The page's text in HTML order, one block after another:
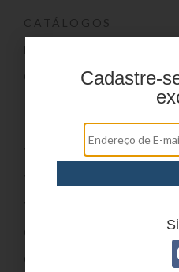
CATÁLOGOS
BLOG
CONTATOCadastre-